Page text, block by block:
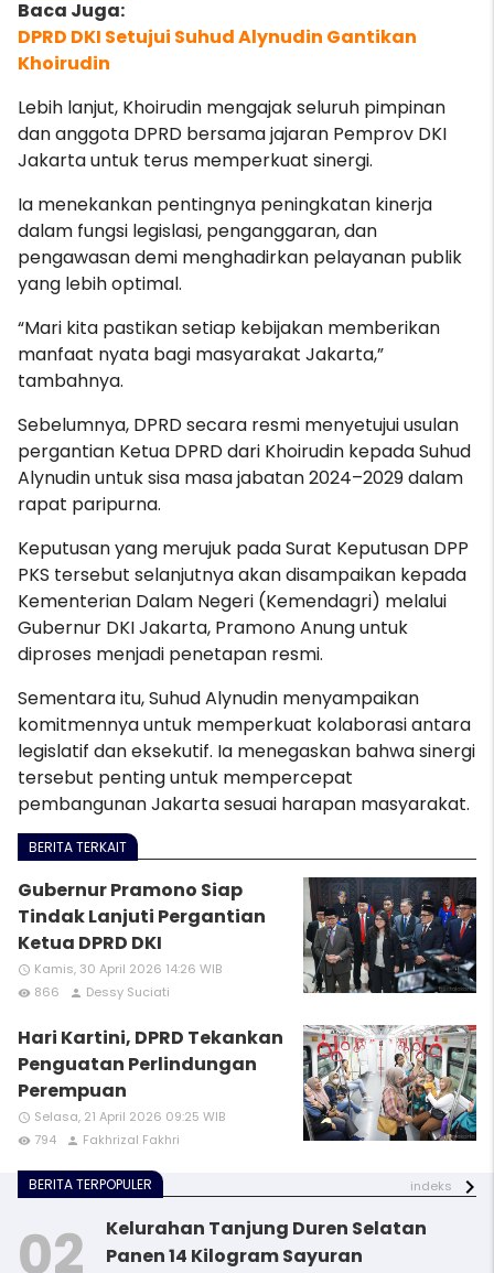
DPRD DKI Setujui Suhud Alynudin Gantikan
Khoirudin
Lebih lanjut, Khoirudin mengajak seluruh pimpinan
dan anggota DPRD bersama jajaran Pemprov DKI
Jakarta untuk terus memperkuat sinergi.
Ia menekankan pentingnya peningkatan kinerja
dalam fungsi legislasi, penganggaran, dan
pengawasan demi menghadirkan pelayanan publik
yang lebih optimal.
“Mari kita pastikan setiap kebijakan memberikan
manfaat nyata bagi masyarakat Jakarta,”
tambahnya.
Sebelumnya, DPRD secara resmi menyetujui usulan
pergantian Ketua DPRD dari Khoirudin kepada Suhud
Alynudin untuk sisa masa jabatan 2024–2029 dalam
rapat paripurna.
Keputusan yang merujuk pada Surat Keputusan DPP
PKS tersebut selanjutnya akan disampaikan kepada
Kementerian Dalam Negeri (Kemendagri) melalui
Gubernur DKI Jakarta, Pramono Anung untuk
diproses menjadi penetapan resmi.
Sementara itu, Suhud Alynudin menyampaikan
komitmennya untuk memperkuat kolaborasi antara
legislatif dan eksekutif. Ia menegaskan bahwa sinergi
tersebut penting untuk mempercepat
pembangunan Jakarta sesuai harapan masyarakat.
BERITA TERKAIT
Gubernur Pramono Siap
Tindak Lanjuti Pergantian
Ketua DPRD DKI
access_time Kamis, 30 April 2026 14:26 WIB
remove_red_eye 866 person Dessy Suciati
Hari Kartini, DPRD Tekankan
Penguatan Perlindungan
Perempuan
access_time Selasa, 21 April 2026 09:25 WIB
remove_red_eye 794 person Fakhrizal Fakhri
BERITA TERPOPULER indeks
Kelurahan Tanjung Duren Selatan
Panen 14 Kilogram Sayuran